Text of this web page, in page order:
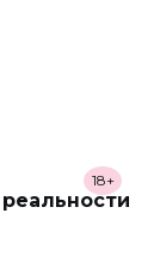
18+